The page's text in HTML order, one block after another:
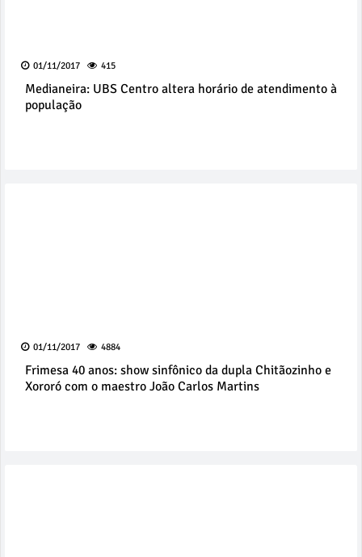
01/11/2017 415
Medianeira: UBS Centro altera horário de atendimento à
população
01/11/2017 4884
Frimesa 40 anos: show sinfônico da dupla Chitãozinho e
Xororó com o maestro João Carlos Martins